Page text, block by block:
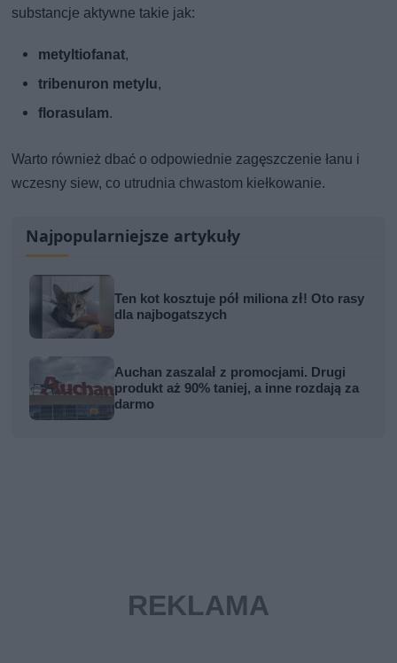
substancje aktywne takie jak:
metyltiofanat,
tribenuron metylu,
florasulam.
Warto również dbać o odpowiednie zagęszczenie łanu i
wczesny siew, co utrudnia chwastom kiełkowanie.
Najpopularniejsze artykuły
Ten kot kosztuje pół miliona zł! Oto rasy
dla najbogatszych
Auchan zaszalał z promocjami. Drugi
produkt aż 90% taniej, a inne rozdają za
darmo